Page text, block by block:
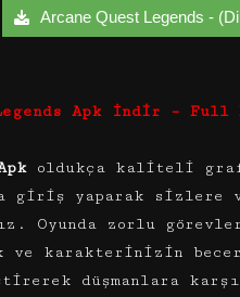
Arcane Quest Legends -
Apk İndir –
oldukça kaliteli
giriş yaparak sizlere
Oyunda zorlu
ve karakterinizin
düşmanlara